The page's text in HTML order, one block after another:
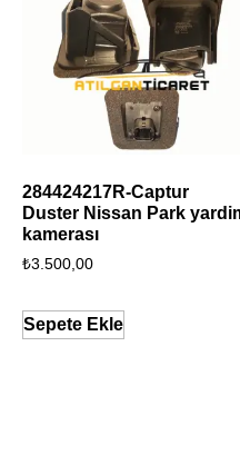
284424217R-Captur
Duster Nissan Park
kamerası
₺3.500,00
Sepete Ekle